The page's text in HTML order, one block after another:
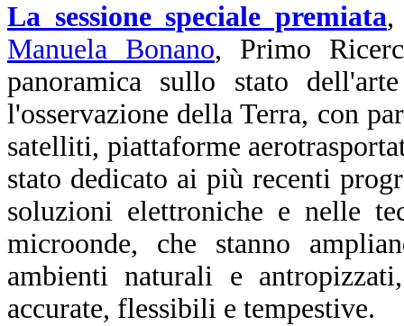
La sessione speciale premiata,
Manuela Bonano, Primo
panoramica sullo stato
l'osservazione della Terra, con
satelliti, piattaforme
stato dedicato ai più recenti
soluzioni elettroniche e nelle
microonde, che stanno
ambienti naturali e
accurate, flessibili e tempestive.